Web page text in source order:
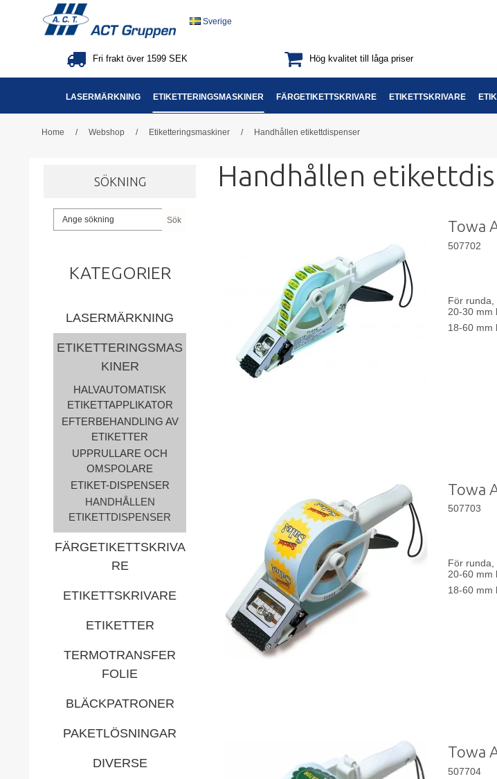
Sverige
Fri frakt över 1599 SEK Hög kvalitet till låga priser
LASERMÄRKNING ETIKETTERINGSMASKINER FÄRGETIKETTSKRIVARE ETIKETTSKRIVARE
Home / Webshop / Etiketteringsmaskiner / Handhållen etikettdispenser
SÖKNING
Sök
KATEGORIER
LASERMÄRKNING
ETIKETTERINGSMAS
KINER
HALVAUTOMATISK
ETIKETTAPPLIKATOR
EFTERBEHANDLING AV
ETIKETTER
UPPRULLARE OCH
OMSPOLARE
ETIKET-DISPENSER
HANDHÅLLEN
ETIKETTDISPENSER
FÄRGETIKETTSKRIVA
RE
ETIKETTSKRIVARE
ETIKETTER
TERMOTRANSFER
FOLIE
BLÄCKPATRONER
PAKETLÖSNINGAR
DIVERSE
Handhållen
Towa
507702
För runda,
20-30 mm
18-60 mm
Towa
507703
För runda,
20-60 mm
18-60 mm
Towa
507704